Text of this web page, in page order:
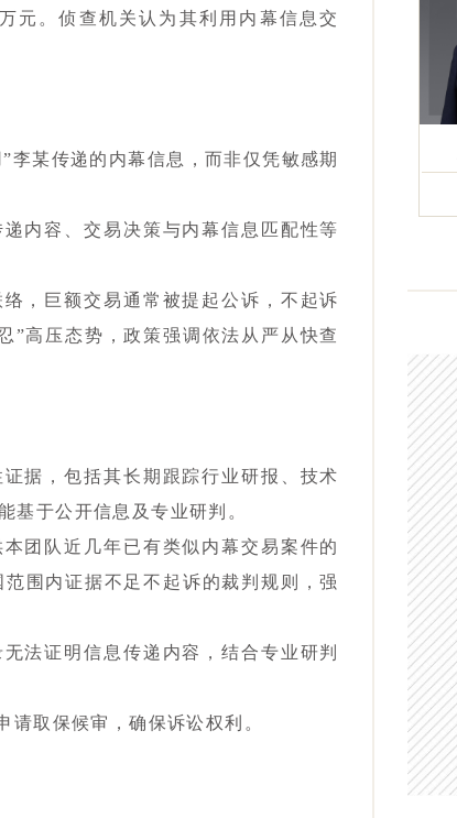
元。侦查机关认为其利用内幕信息交
李某传递的内幕信息，而非仅凭敏感期
内容、交易决策与内幕信息匹配性等
，巨额交易通常被提起公诉，不起诉
”高压态势，政策强调依法从严从快查
据，包括其长期跟踪行业研报、技术
基于公开信息及专业研判。
团队近几年已有类似内幕交易案件的
围内证据不足不起诉的裁判规则，强
法证明信息传递内容，结合专业研判
取保候审，确保诉讼权利。